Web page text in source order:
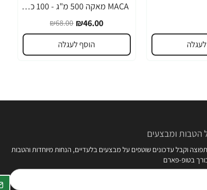
-32%
MACA מאקה 500 מ"ג - 100 כמוסות - מבית NOW FOODS
₪46.00
₪68.00
הוסף לעגלה
הטבות ומבצעים
וקבל עדכונים שוטפים על מבצעים בלעדיים, הנחות מיוחדות והטבות
בטופ-פארם